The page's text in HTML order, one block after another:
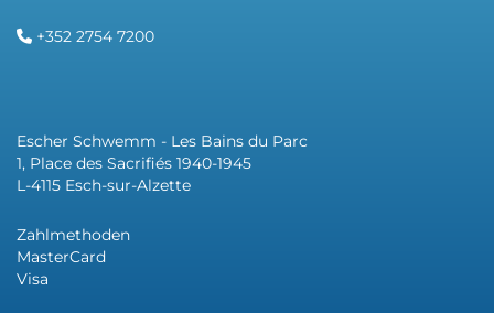
+352 2754 7200
Escher Schwemm - Les Bains du Parc
1, Place des Sacrifiés 1940-1945
L-4115 Esch-sur-Alzette
Zahlmethoden
MasterCard
Visa